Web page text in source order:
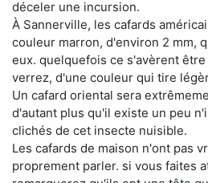
déceler une incursion.
À Sannerville, les cafards
couleur marron, d'environ 2 mm,
eux. quelquefois ce s'avèrent
verrez, d'une couleur qui tire
Un cafard oriental sera
d'autant plus qu'il existe un peu
clichés de cet insecte nuisible.
Les cafards de maison n'ont pas
proprement parler. si vous faites